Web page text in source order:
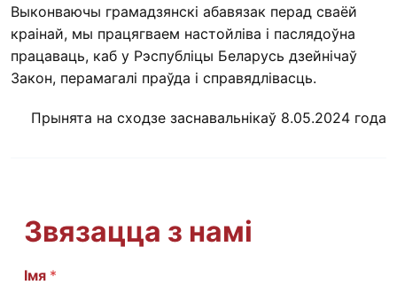
Выконваючы грамадзянскі абавязак перад сваёй
краінай, мы працягваем настойліва і паслядоўна
працаваць, каб у Рэспубліцы Беларусь дзейнічаў
Закон, перамагалі праўда і справядлівасць.
Прынята на сходзе заснавальнікаў 8.05.2024 года
Звязацца з намі
Імя *
И